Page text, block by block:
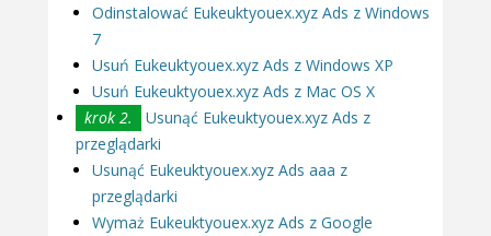
Odinstalować Eukeuktyouex.xyz Ads z Windows
7
Usuń Eukeuktyouex.xyz Ads z Windows XP
Usuń Eukeuktyouex.xyz Ads z Mac OS X
krok 2.
Usunąć Eukeuktyouex.xyz Ads z
przeglądarki
Usunąć Eukeuktyouex.xyz Ads aaa z
przeglądarki
Wymaż Eukeuktyouex.xyz Ads z Google